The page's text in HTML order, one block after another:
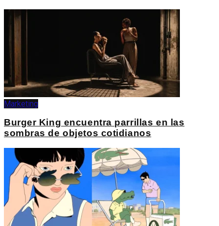
Marketing
Burger King encuentra parrillas en las
sombras de objetos cotidianos